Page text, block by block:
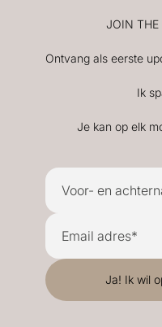
JOIN THE
Ontvang als eerste
Ik
Je kan op elk